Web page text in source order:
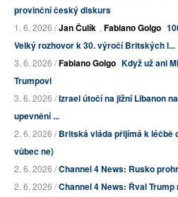
provinční český diskurs
1. 6. 2026 /Jan Čulík , Fabiano Golgo
Velký rozhovor k 30. výročí Britských l...
3. 6. 2026 /Fabiano Golgo Když už ani
Trumpovi
3. 6. 2026 /Izrael útočí na jižní Libanon
upevnění ...
2. 6. 2026 /Britská vláda přijímá k léčbě
vůbec ne)
2. 6. 2026 /Channel 4 News: Rusko
2. 6. 2026 /Channel 4 News: Řval